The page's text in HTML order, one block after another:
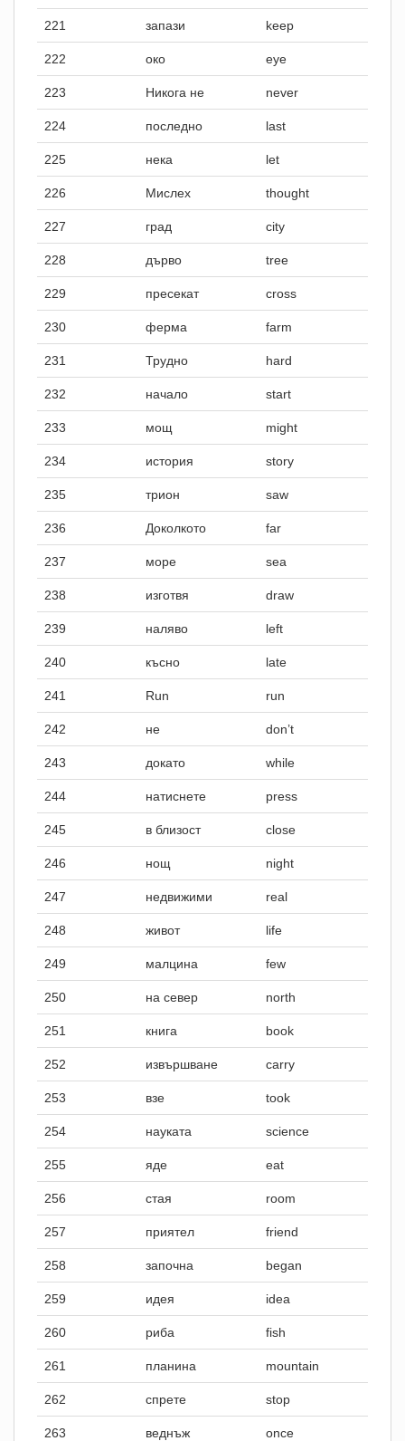
221 запази keep
222 око eye
223 Никога не never
224 последно last
225 нека let
226 Мислех thought
227 град city
228 дърво tree
229 пресекат cross
230 ферма farm
231 Трудно hard
232 начало start
233 мощ might
234 история story
235 трион saw
236 Доколкото far
237 море sea
238 изготвя draw
239 наляво left
240 късно late
241 Run run
242 не don’t
243 докато while
244 натиснете press
245 в близост close
246 нощ night
247 недвижими real
248 живот life
249 малцина few
250 на север north
251 книга book
252 извършване carry
253 взе took
254 науката science
255 яде eat
256 стая room
257 приятел friend
258 започна began
259 идея idea
260 риба fish
261 планина mountain
262 спрете stop
263 веднъж once